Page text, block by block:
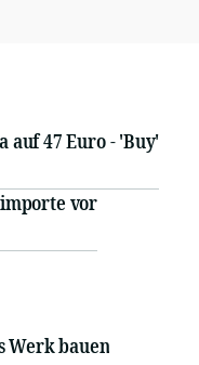
auf 47 Euro - 'Buy'
vor
Werk bauen